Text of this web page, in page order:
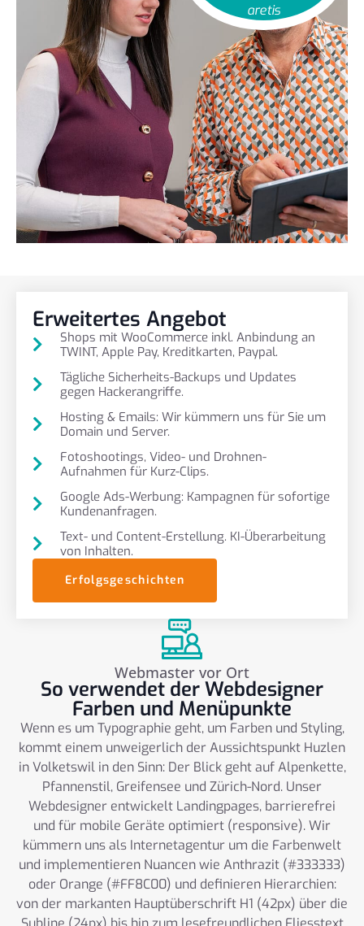
aretis
Erweitertes Angebot
Shops mit WooCommerce inkl. Anbindung an
TWINT, Apple Pay, Kreditkarten, Paypal.
Tägliche Sicherheits-Backups und Updates
gegen Hackerangriffe.
Hosting & Emails: Wir kümmern uns für Sie um
Domain und Server.
Fotoshootings, Video- und Drohnen-
Aufnahmen für Kurz-Clips.
Google Ads-Werbung: Kampagnen für sofortige
Kundenanfragen.
Text- und Content-Erstellung. KI-Überarbeitung
von Inhalten.
Erfolgsgeschichten
Webmaster vor Ort
So verwendet der Webdesigner
Farben und Menüpunkte
Wenn es um Typographie geht, um Farben und Styling,
kommt einem unweigerlich der Aussichtspunkt Huzlen
in Volketswil in den Sinn: Der Blick geht auf Alpenkette,
Pfannenstil, Greifensee und Zürich-Nord. Unser
Webdesigner entwickelt Landingpages, barrierefrei
und für mobile Geräte optimiert (responsive). Wir
kümmern uns als Internetagentur um die Farbenwelt
und implementieren Nuancen wie Anthrazit (#333333)
oder Orange (#FF8C00) und definieren Hierarchien:
von der markanten Hauptüberschrift H1 (42px) über die